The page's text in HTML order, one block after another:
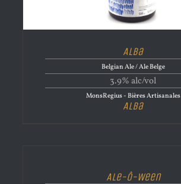
Alba
Belgian Ale / Ale Belge
3.9% alc/vol
MonsRegius - Bières Artisanales
Alba
Ale-Ô-Ween